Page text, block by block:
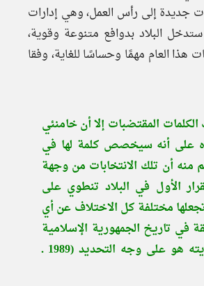
جديدة إلى رأس العمل، وهي إدارات
البلاد بدوافع متنوعة وقوية،
هذا العام مهمًا وحساسًا للغاية، وفقا
المقتضبات إلا أن خامنئي
على أنه سيخصص كلمة لها في
منه أن تلك الانتخابات من وجهة
الأول في البلاد تنطوي على
مختلفة كل الاختلاف عن أي
في تاريخ الجمهورية الإسلامية
وفي عهد ولايته هو على وجه التحديد (1989 ـ